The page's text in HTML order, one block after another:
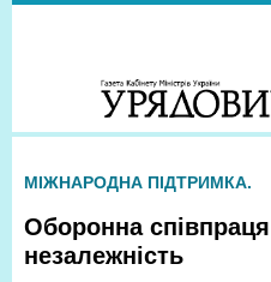
МІЖНАРОДНА ПІДТРИМКА.
Оборонна
незалежність